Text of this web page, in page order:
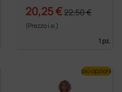
20,25 €22,50 €
(Prezzo i.e.)
1 pz.
più opzioni